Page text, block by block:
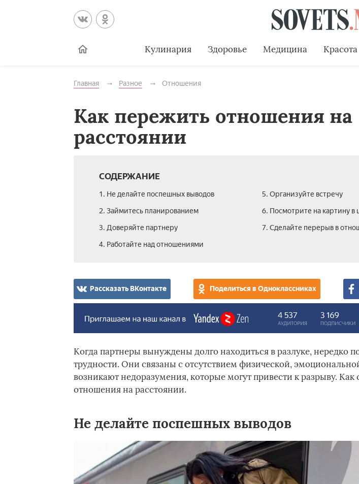
Кулинария Здоровье Медицина Красота
Главная Разное Отношения
Как пережить отношения на
расстоянии
СОДЕРЖАНИЕ
1. Не делайте поспешных выводов
2. Займитесь планированием
3. Доверяйте партнеру
4. Работайте над отношениями
5. Организуйте встречу
6. Посмотрите на картину в
7. Сделайте перерыв в
Рассказать ВКонтакте Поделиться в Одноклассниках
Когда партнеры вынуждены долго находиться в разлуке, нередко
трудности. Они связаны с отсутствием физической,
возникают недоразумения, которые могут привести к разрыву. Как
отношения на расстоянии.
Не делайте поспешных выводов